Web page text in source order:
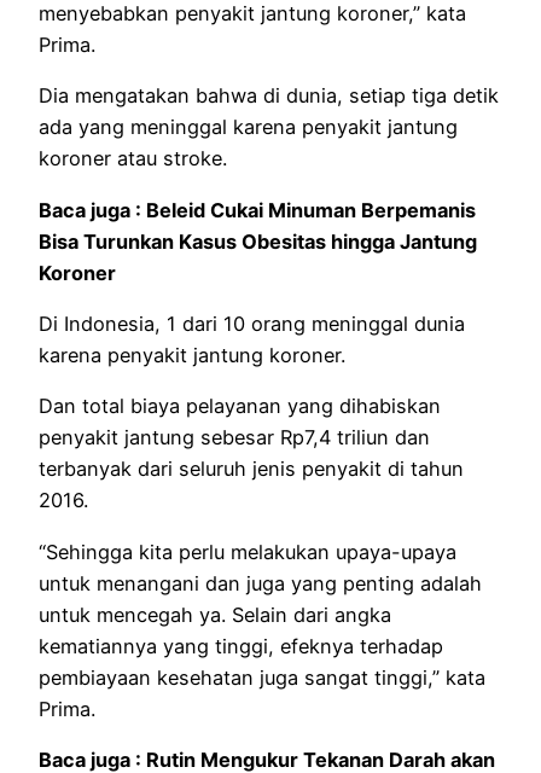
menyebabkan penyakit jantung koroner,” kata
Prima.
Dia mengatakan bahwa di dunia, setiap tiga detik
ada yang meninggal karena penyakit jantung
koroner atau stroke.
Baca juga : Beleid Cukai Minuman Berpemanis
Bisa Turunkan Kasus Obesitas hingga Jantung
Koroner
Di Indonesia, 1 dari 10 orang meninggal dunia
karena penyakit jantung koroner.
Dan total biaya pelayanan yang dihabiskan
penyakit jantung sebesar Rp7,4 triliun dan
terbanyak dari seluruh jenis penyakit di tahun
2016.
“Sehingga kita perlu melakukan upaya-upaya
untuk menangani dan juga yang penting adalah
untuk mencegah ya. Selain dari angka
kematiannya yang tinggi, efeknya terhadap
pembiayaan kesehatan juga sangat tinggi,” kata
Prima.
Baca juga : Rutin Mengukur Tekanan Darah akan